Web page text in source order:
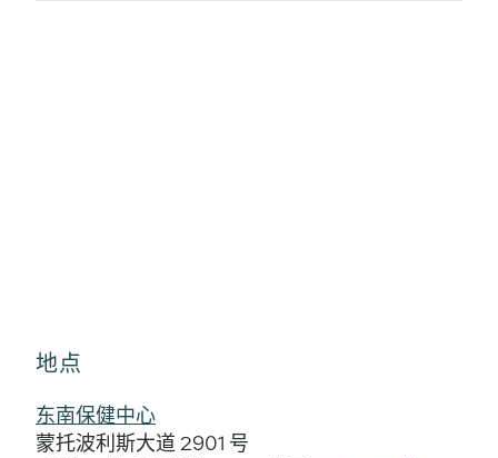
地点
东南保健中心
蒙托波利斯大道 2901 号